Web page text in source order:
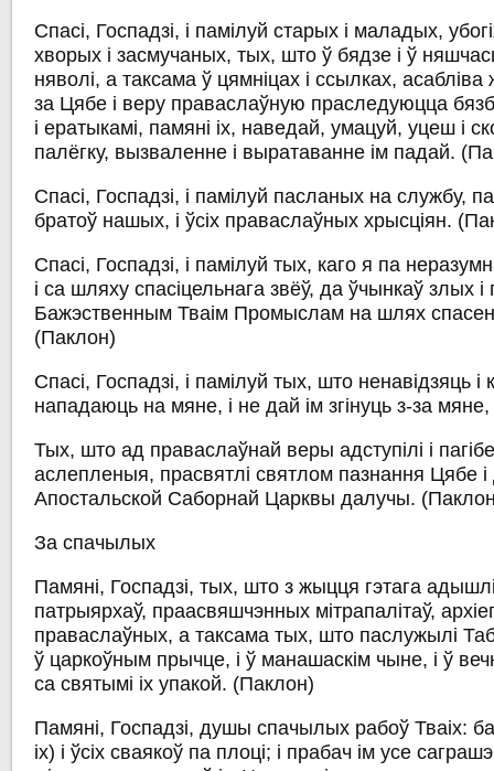
Спасі, Госпадзі, і памілуй старых і маладых,
хворых і засмучаных, тых, што ў бядзе і ў
няволі, а таксама ў цямніцах і ссылках, асабліва
за Цябе і веру праваслаўную праследуюцца
і ератыкамі, памяні іх, наведай, умацуй, уцеш і
палёгку, вызваленне і выратаванне ім падай.
Спасі, Госпадзі, і памілуй пасланых на службу,
братоў нашых, і ўсіх праваслаўных хрысціян.
Спасі, Госпадзі, і памілуй тых, каго я па
і са шляху спасіцельнага звёў, да ўчынкаў злых
Бажэственным Тваім Промыслам на шлях
(Паклон)
Спасі, Госпадзі, і памілуй тых, што ненавідзяць
нападаюць на мяне, і не дай ім згінуць з-за
Тых, што ад праваслаўнай веры адступілі і
аслепленыя, прасвятлі святлом пазнання Цябе
Апостальской Саборнай Царквы далучы.
За спачылых
Памяні, Госпадзі, тых, што з жыцця гэтага
патрыярхаў, праасвяшчэнных мітрапалітаў,
праваслаўных, а таксама тых, што паслужылі
ў царкоўным прычце, і ў манашаскім чыне, і ў
са святымі іх упакой. (Паклон)
Памяні, Госпадзі, душы спачылых рабоў Тваіх:
іх) і ўсіх сваякоў па плоці; і прабач ім усе